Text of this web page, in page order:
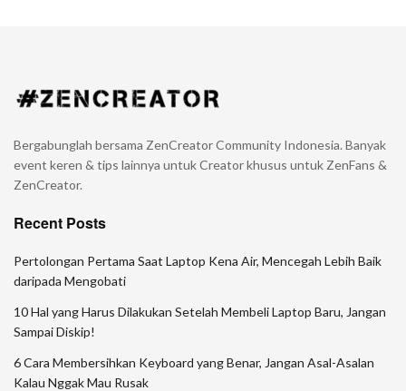
Bergabunglah bersama ZenCreator Community Indonesia. Banyak
event keren & tips lainnya untuk Creator khusus untuk ZenFans &
ZenCreator.
Recent Posts
Pertolongan Pertama Saat Laptop Kena Air, Mencegah Lebih Baik
daripada Mengobati
10 Hal yang Harus Dilakukan Setelah Membeli Laptop Baru, Jangan
Sampai Diskip!
6 Cara Membersihkan Keyboard yang Benar, Jangan Asal-Asalan
Kalau Nggak Mau Rusak